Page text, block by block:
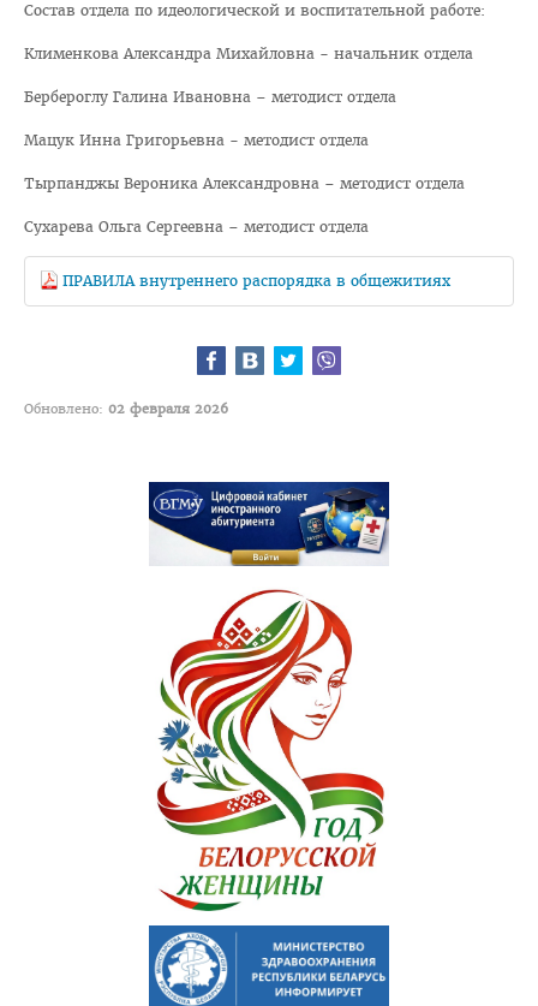
ПО РОО «Белая Русь»
Совет ветеранов ВГМУ
Каталог учебных дисциплин
Награды сотрудников ВГМУ
Заслуженный врач РБ
Медаль «За трудовые заслуги»
Почётная грамота Национального собрания РБ
Благодарность Президента РБ
Почётная грамота Администрации Президента РБ
Заслуженный работник образования РБ
Благодарность Председателя Палаты представителей
Национального собрания РБ
Благодарность Администрации Президента РБ
Благодарность Премьер-министра РБ
Факультет довузовской подготовки
Порядок приема на ФДП 2026
Состав отдела по идеологической и воспитательной работе:
Клименкова Александра Михайловна - начальник отдела
Бербероглу Галина Ивановна – методист отдела
Мацук Инна Григорьевна - методист отдела
Тырпанджы Вероника Александровна – методист отдела
Сухарева Ольга Сергеевна – методист отдела
ПРАВИЛА внутреннего распорядка в общежитиях
Обновлено: 02 февраля 2026